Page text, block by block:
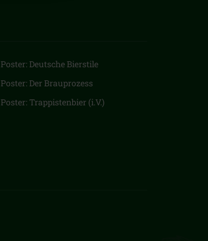
Poster: Deutsche Bierstile
Poster: Der Brauprozess
Poster: Trappistenbier (i.V.)